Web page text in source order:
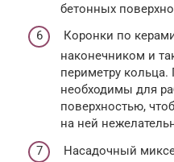
бетонных
Коронки по
наконечником и
периметру
необходимы для
поверхностью,
на ней
Насадочный